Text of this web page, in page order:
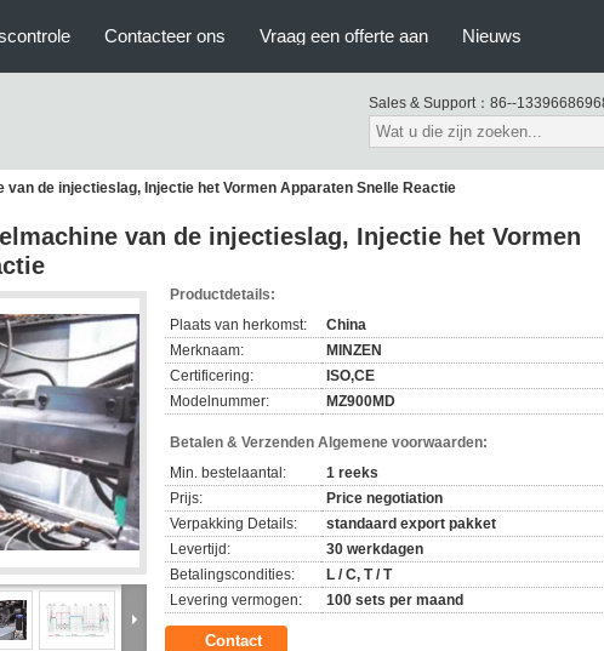
Contacteer ons Vraag een offerte aan Nieuws
Sales & Support： 86--
van de injectieslag, Injectie het Vormen Apparaten Snelle Reactie
van de injectieslag, Injectie het Vormen
Productdetails:
Plaats van herkomst:
China
Merknaam:
MINZEN
Certificering:
ISO,CE
Modelnummer:
MZ900MD
Betalen & Verzenden Algemene voorwaarden:
Min. bestelaantal:
1 reeks
Prijs:
Price negotiation
Verpakking Details:
standaard export pakket
Levertijd:
30 werkdagen
Betalingscondities:
L / C, T / T
Levering vermogen:
100 sets per maand
Contact